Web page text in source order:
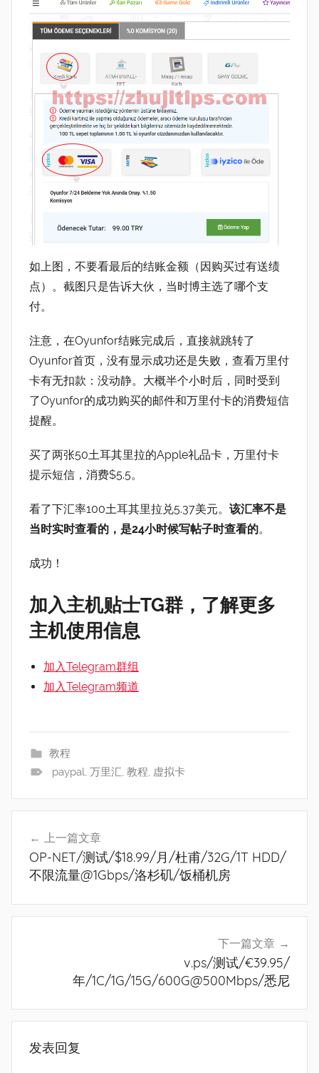
如上图，不要看最后的结账金额（因购买过有送绩
点）。截图只是告诉大伙，当时博主选了哪个支
付。
注意，在Oyunfor结账完成后，直接就跳转了
Oyunfor首页，没有显示成功还是失败，查看万里付
卡有无扣款：没动静。大概半个小时后，同时受到
了Oyunfor的成功购买的邮件和万里付卡的消费短信
提醒。
买了两张50土耳其里拉的Apple礼品卡，万里付卡
提示短信，消费$5.5。
看了下汇率100土耳其里拉兑5.37美元。 该汇率不是
当时实时查看的，是24小时候写帖子时查看的。
成功！
加入主机贴士TG群，了解更多
主机使用信息
加入Telegram群组
加入Telegram频道
教程
paypal, 万里汇, 教程, 虚拟卡
航
上一篇文章
OP-NET/测试/$18.99/月/杜甫/32G/1T HDD/
不限流量@1Gbps/洛杉矶/饭桶机房
下一篇文章
v.ps/测试/€39.95/
年/1C/1G/15G/600G@500Mbps/悉尼
发表回复